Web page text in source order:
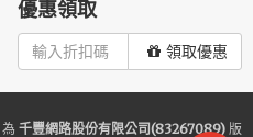
優惠領取
領取優惠
為 千豐網路股份有限公司(83267089) 版